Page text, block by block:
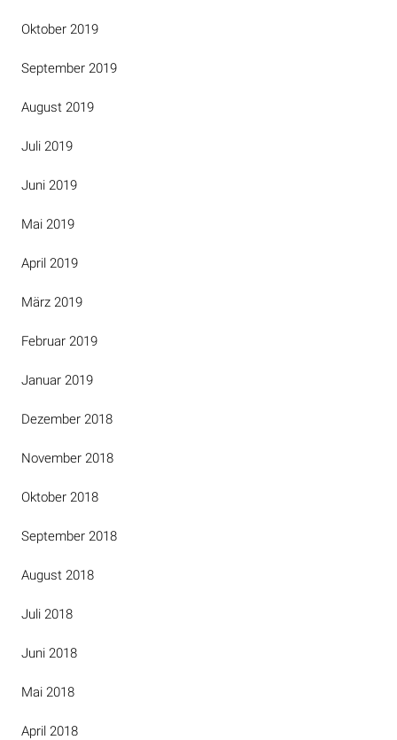
Oktober 2019
September 2019
August 2019
Juli 2019
Juni 2019
Mai 2019
April 2019
März 2019
Februar 2019
Januar 2019
Dezember 2018
November 2018
Oktober 2018
September 2018
August 2018
Juli 2018
Juni 2018
Mai 2018
April 2018